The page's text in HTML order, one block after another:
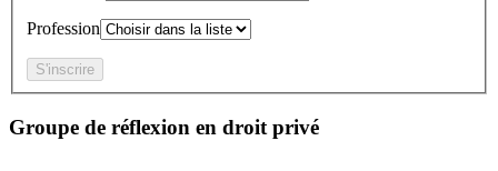
Profession
Groupe de réflexion en droit privé